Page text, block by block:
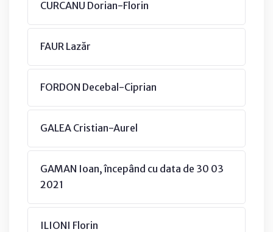
CURCANU Dorian-Florin
FAUR Lazăr
FORDON Decebal-Ciprian
GALEA Cristian-Aurel
GAMAN Ioan, începând cu data de 30 03
2021
ILIONI Florin